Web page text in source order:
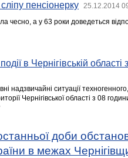
пенсіонерку
25.12.2014
чесно, а у 63 роки доведеться
в Чернігівській
надзвичайні ситуації
Чернігівської області з 08
доби
в межах